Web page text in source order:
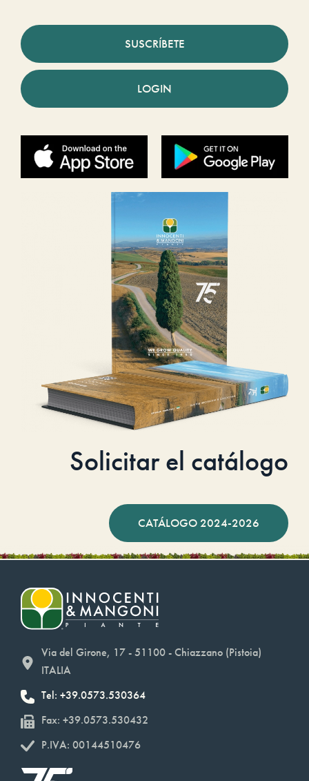
SUSCRÍBETE
LOGIN
Solicitar el catálogo
CATÁLOGO 2024-2026
Via del Girone, 17 - 51100 - Chiazzano (Pistoia)
ITALIA
Tel: +39.0573.530364
Fax: +39.0573.530432
P.IVA: 00144510476